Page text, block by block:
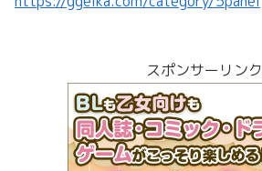
スポンサーリンク